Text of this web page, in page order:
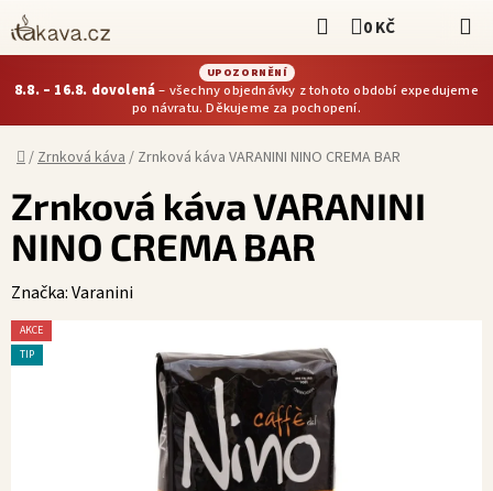
Přejít
na
obsah
UPOZORNĚNÍ
8.8. – 16.8. dovolená– všechny objednávky z tohoto období expedujeme
po návratu. Děkujeme za pochopení.
Hledat
NÁKUPNÍ
0 KČ
Domů
/Zrnková káva/ Zrnková káva VARANINI NINO CREMA BAR
Zrnková káva VARANINI
NINO CREMA BAR
Značka:Varanini
AKCE
TIP